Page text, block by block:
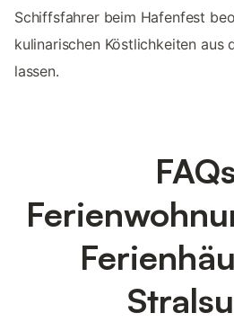
Schiffsfahrer beim Hafenfest
kulinarischen Köstlichkeiten aus
lassen.